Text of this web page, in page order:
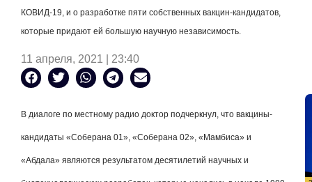
КОВИД-19, и о разработке пяти собственных вакцин-кандидатов,
которые придают ей большую научную независимость.
11 апреля, 2021 | 23:40
В диалоге по местному радио доктор подчеркнул, что вакцины-
кандидаты «Соберана 01», «Соберана 02», «Мамбиса» и
«Абдала» являются результатом десятилетий научных и